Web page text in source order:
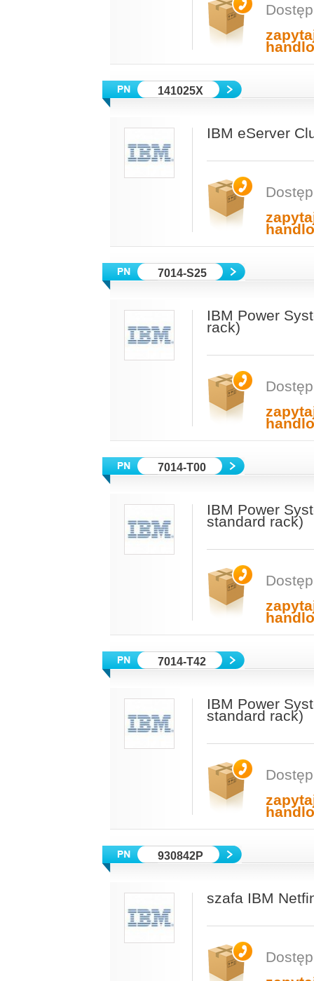
141025X
IBM eServer
7014-S25
IBM Power
rack)
7014-T00
IBM Power
standard rack)
7014-T42
IBM Power
standard rack)
930842P
szafa IBM